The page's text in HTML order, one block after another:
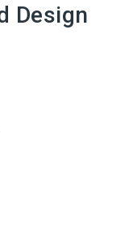
Design